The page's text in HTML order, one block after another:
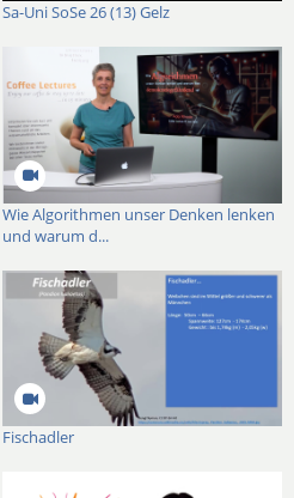
Sa-Uni SoSe 26 (13) Gelz
Wie Algorithmen unser Denken lenken
und warum d...
Fischadler